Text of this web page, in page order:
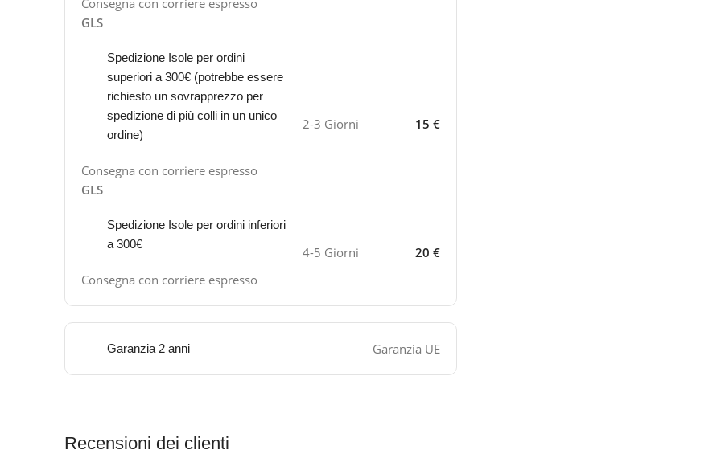
Consegna con corriere espresso
GLS
Spedizione Isole per ordini
superiori a 300€ (potrebbe essere
richiesto un sovrapprezzo per
spedizione di più colli in un unico
ordine)
Consegna con corriere espresso
GLS
2-3 Giorni 15 €
Spedizione Isole per ordini inferiori
a 300€
Consegna con corriere espresso
4-5 Giorni 20 €
Garanzia 2 anni Garanzia UE
Recensioni dei clienti